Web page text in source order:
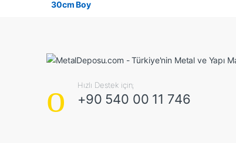
Hızlı Destek için;
+90 540 00 11 746